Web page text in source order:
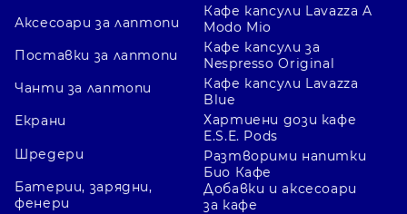
Аксесоари за лаптопи
Поставки за лаптопи
Чанти за лаптопи
Екрани
Шредери
Батерии, зарядни,
фенери
Кафе капсули Lavazza A
Modo Mio
Кафе капсули за
Nespresso Original
Кафе капсули Lavazza
Blue
Хартиени дози кафе
E.S.E. Pods
Разтворими напитки
Био Кафе
Добавки и аксесоари
за кафе